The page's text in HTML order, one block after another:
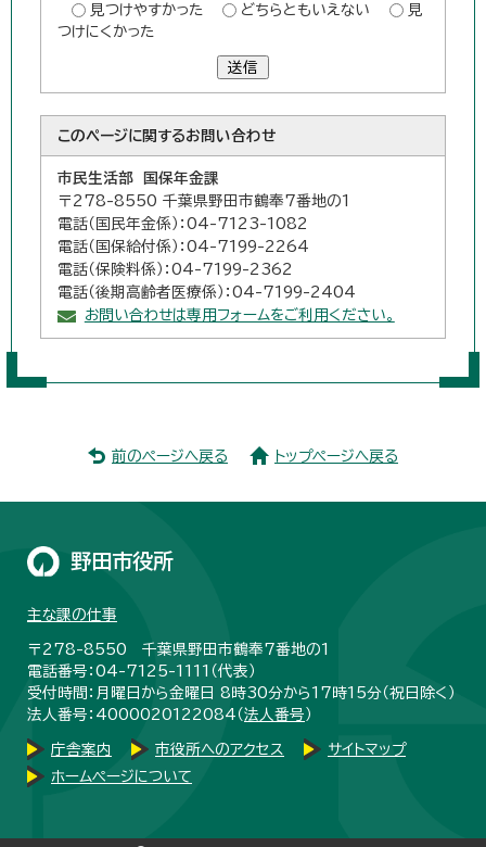
見つけやすかった
どちらともいえない
見
つけにくかった
送信
このページに関するお問い合わせ
市民生活部 国保年金課
〒278-8550 千葉県野田市鶴奉7番地の1
電話（国民年金係）：04-7123-1082
電話（国保給付係）：04-7199-2264
電話（保険料係）：04-7199-2362
電話（後期高齢者医療係）：04-7199-2404
お問い合わせは専用フォームをご利用ください。
前のページへ戻る トップページへ戻る
野田市役所
主な課の仕事
〒278-8550 千葉県野田市鶴奉7番地の1
電話番号：04-7125-1111（代表）
受付時間：月曜日から金曜日 8時30分から17時15分（祝日除く）
法人番号：4000020122084（法人番号 ）
庁舎案内 市役所へのアクセス
サイトマップ
ホームページについて